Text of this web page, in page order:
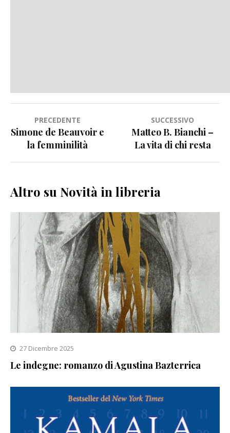
Navigazione
articoli
PRECEDENTE
Simone de Beauvoir e
la femminilità
SUCCESSIVO
Matteo B. Bianchi –
La vita di chi resta
Altro su Novità in libreria
27 Dicembre 2025
Le indegne: romanzo di Agustina Bazterrica